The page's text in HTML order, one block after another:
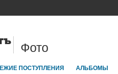
Фото
ПОСТУПЛЕНИЯ АЛЬБОМЫ